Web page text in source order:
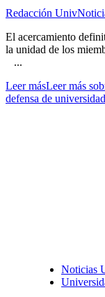
Redacción
El acercamiento
la unidad de los
...
Leer másLeer más
defensa de
Noticias